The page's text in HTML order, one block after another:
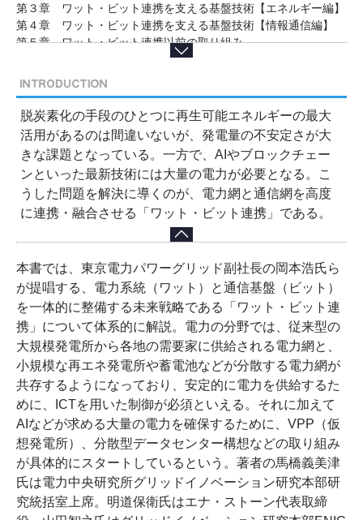
第３章 ワット・ビット連携を支える基盤技術【エネルギー編】
第４章 ワット・ビット連携を支える基盤技術【情報通信編】
第５章 ワット・ビット連携以前の取り組み
第６章 ワット・ビット連携の今
ム
第８章 ワット・ビット連携の未来展望と乗り越えるべき課題
おわりに エネルギーと情報が創る持続可能で快適な社会のため
に
脱炭素化の手段のひとつに再生可能エネルギーの最大
活用があるのは間違いないが、発電量の不安定さが大
きな課題となっている。一方で、AIやブロックチェー
ンといった最新技術には大量の電力が必要となる。こ
うした問題を解決に導くのが、電力網と通信網を高度
に連携・融合させる「ワット・ビット連携」である。
本書では、東京電力パワーグリッド副社長の岡本浩氏ら
が提唱する、電力系統（ワット）と通信基盤（ビット）
を一体的に整備する未来戦略である「ワット・ビット連
携」について体系的に解説。電力の分野では、従来型の
大規模発電所から各地の需要家に供給される電力網と、
小規模な再エネ発電所や蓄電池などが分散する電力網が
共存するようになっており、安定的に電力を供給するた
めに、ICTを用いた制御が必須といえる。それに加えて
AIなどが求める大量の電力を確保するために、VPP（仮
想発電所）、分散型データセンター構想などの取り組み
が具体的にスタートしているという。著者の馬橋義美津
氏は電力中央研究所グリッドイノベーション研究本部研
究統括室上席。明道保衛氏はエナ・ストーン代表取締